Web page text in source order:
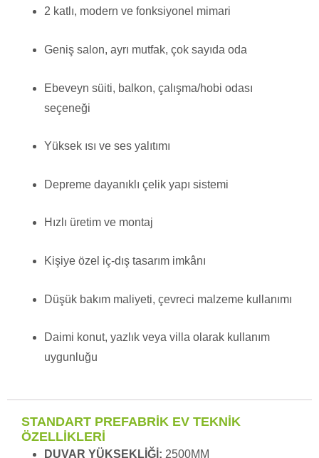
2 katlı, modern ve fonksiyonel mimari
Geniş salon, ayrı mutfak, çok sayıda oda
Ebeveyn süiti, balkon, çalışma/hobi odası
seçeneği
Yüksek ısı ve ses yalıtımı
Depreme dayanıklı çelik yapı sistemi
Hızlı üretim ve montaj
Kişiye özel iç-dış tasarım imkânı
Düşük bakım maliyeti, çevreci malzeme kullanımı
Daimi konut, yazlık veya villa olarak kullanım
uygunluğu
STANDART PREFABRİK EV TEKNİK
ÖZELLİKLERİ
DUVAR YÜKSEKLİĞİ: 2500MM